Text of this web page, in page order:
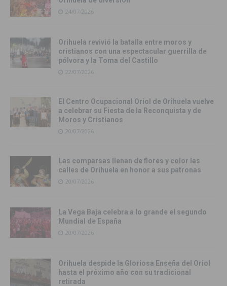
24/07/2026
Orihuela revivió la batalla entre moros y
cristianos con una espectacular guerrilla de
pólvora y la Toma del Castillo
22/07/2026
El Centro Ocupacional Oriol de Orihuela vuelve
a celebrar su Fiesta de la Reconquista y de
Moros y Cristianos
20/07/2026
Las comparsas llenan de flores y color las
calles de Orihuela en honor a sus patronas
20/07/2026
La Vega Baja celebra a lo grande el segundo
Mundial de España
20/07/2026
Orihuela despide la Gloriosa Enseña del Oriol
hasta el próximo año con su tradicional
retirada